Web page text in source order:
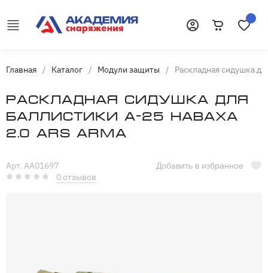
Главная / Каталог / Модули защиты / Раскладная сидушка
Раскладная сидушка для
баллистики А-25 Наваха
2.0 Ars Arma
Арт. AA01697
0 отзывов
Добавить в избранное